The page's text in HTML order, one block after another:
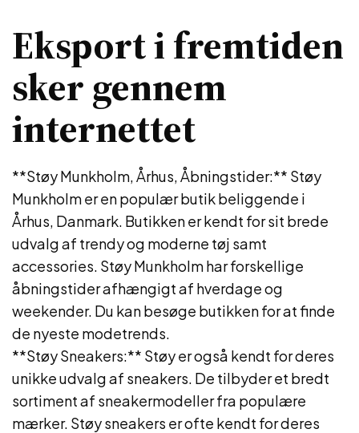
Eksport i fremtiden
sker gennem
internettet
**Støy Munkholm, Århus, Åbningstider:** Støy
Munkholm er en populær butik beliggende i
Århus, Danmark. Butikken er kendt for sit brede
udvalg af trendy og moderne tøj samt
accessories. Støy Munkholm har forskellige
åbningstider afhængigt af hverdage og
weekender. Du kan besøge butikken for at finde
de nyeste modetrends.
**Støy Sneakers:** Støy er også kendt for deres
unikke udvalg af sneakers. De tilbyder et bredt
sortiment af sneakermodeller fra populære
mærker. Støy sneakers er ofte kendt for deres